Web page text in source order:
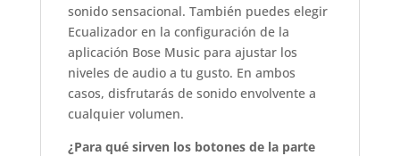
sonido sensacional. También puedes elegir
Ecualizador en la configuración de la
aplicación Bose Music para ajustar los
niveles de audio a tu gusto. En ambos
casos, disfrutarás de sonido envolvente a
cualquier volumen.
¿Para qué sirven los botones de la parte